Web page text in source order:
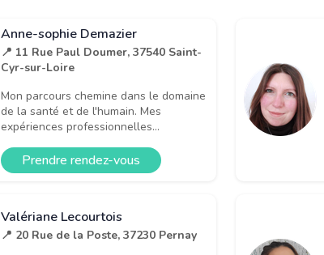
Anne-sophie Demazier
📍 11 Rue Paul Doumer, 37540 Saint-
Cyr-sur-Loire
Mon parcours chemine dans le domaine
de la santé et de l'humain. Mes
expériences professionnelles...
Prendre rendez-vous
Valériane Lecourtois
📍 20 Rue de la Poste, 37230 Pernay